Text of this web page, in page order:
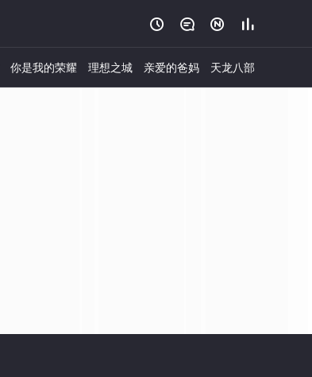
   
你是我的荣耀 理想之城 亲爱的爸妈 天龙八部